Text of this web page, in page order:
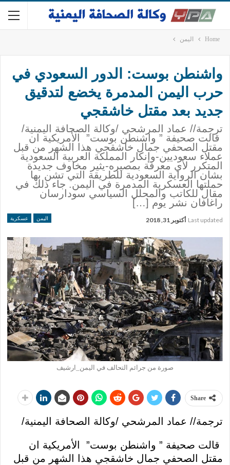
Home اليمن
واشنطن بوست: الدور السعودي في
حرب اليمن المدمرة يخضع لتدقيق
جديد بعد مقتل خاشقجي
ترجمة// عماد المرشحي /وكالة الصحافة اليمنية/
قالت صحيفة ” واشنطن بوست” الأمريكية ان
مقتل الصحفي جمال خاشقجي هذا الشهر من قبل
عملاء سعوديين-وإنكار المملكة العربية السعودية
المتكرر لأي معرفة بمصيره-يثير مخاوف جديدة
بشان الرواية السعودية للطريقة التي تشن بها
حملتها العسكرية المدمرة في اليمن. جاء ذلك في
مقال للكاتب والمحلل السياسي سودارسان
راغافان نشر يوم […]
اليمن عسكرية Last updated أكتوبر 31, 2018
صورة من جرائم التحالف في اليمن_ارشيف
Share
ترجمة// عماد المرشحي /وكالة الصحافة اليمنية/
قالت صحيفة ” واشنطن بوست” الأمريكية ان
مقتل الصحفي جمال خاشقجي هذا الشهر من قبل